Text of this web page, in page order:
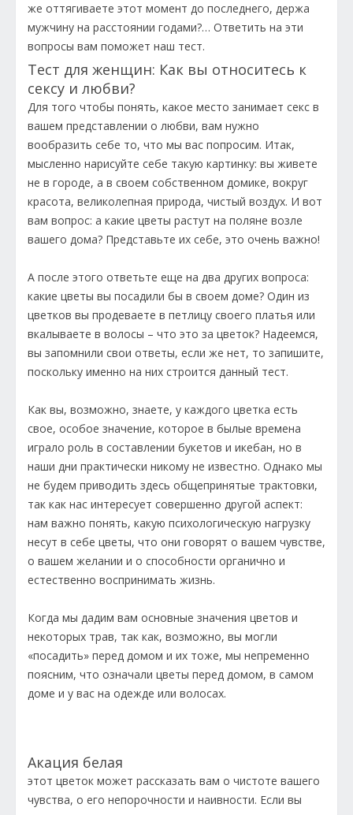
же оттягиваете этот момент до последнего, держа
мужчину на расстоянии годами?… Ответить на эти
вопросы вам поможет наш тест.
Тест для женщин: Как вы относитесь к
сексу и любви?
Для того чтобы понять, какое место занимает секс в
вашем представлении о любви, вам нужно
вообразить себе то, что мы вас попросим. Итак,
мысленно нарисуйте себе такую картинку: вы живете
не в городе, а в своем собственном домике, вокруг
красота, великолепная природа, чистый воздух. И вот
вам вопрос: а какие цветы растут на поляне возле
вашего дома? Представьте их себе, это очень важно!
А после этого ответьте еще на два других вопроса:
какие цветы вы посадили бы в своем доме? Один из
цветков вы продеваете в петлицу своего платья или
вкалываете в волосы – что это за цветок? Надеемся,
вы запомнили свои ответы, если же нет, то запишите,
поскольку именно на них строится данный тест.
Как вы, возможно, знаете, у каждого цветка есть
свое, особое значение, которое в былые времена
играло роль в составлении букетов и икебан, но в
наши дни практически никому не известно. Однако мы
не будем приводить здесь общепринятые трактовки,
так как нас интересует совершенно другой аспект:
нам важно понять, какую психологическую нагрузку
несут в себе цветы, что они говорят о вашем чувстве,
о вашем желании и о способности органично и
естественно воспринимать жизнь.
Когда мы дадим вам основные значения цветов и
некоторых трав, так как, возможно, вы могли
«посадить» перед домом и их тоже, мы непременно
поясним, что означали цветы перед домом, в самом
доме и у вас на одежде или волосах.
Акация белая
этот цветок может рассказать вам о чистоте вашего
чувства, о его непорочности и наивности. Если вы